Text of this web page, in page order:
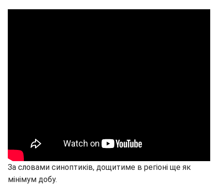
За словами синоптиків, дощитиме в регіоні ще як
мінімум добу.